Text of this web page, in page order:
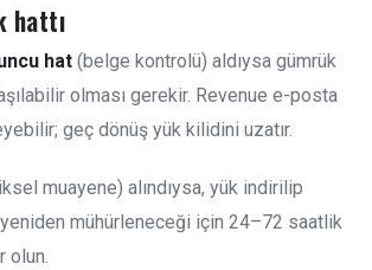
hattı
hat (belge kontrolü) aldıysa gümrük
olması gerekir. Revenue e-posta
geç dönüş yük kilidini uzatır.
muayene) alındıysa, yük indirilip
mühürleneceği için 24–72 saatlik
olun.